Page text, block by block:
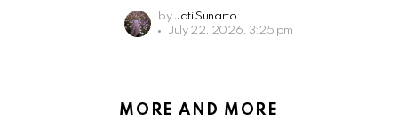
by Jati Sunarto
July 22, 2026, 3:25 pm
MORE AND MORE